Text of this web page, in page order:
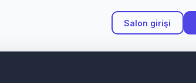
Salon girişi